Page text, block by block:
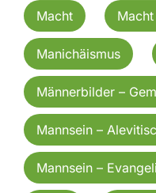
Macht
Manichäismus
Männerbilder –
Mannsein –
Mannsein –